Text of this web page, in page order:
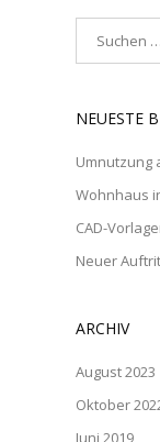
NEUESTE
Umnutzung
Wohnhaus
CAD-
Neuer
ARCHIV
August 2023
Oktober
Juni 2019